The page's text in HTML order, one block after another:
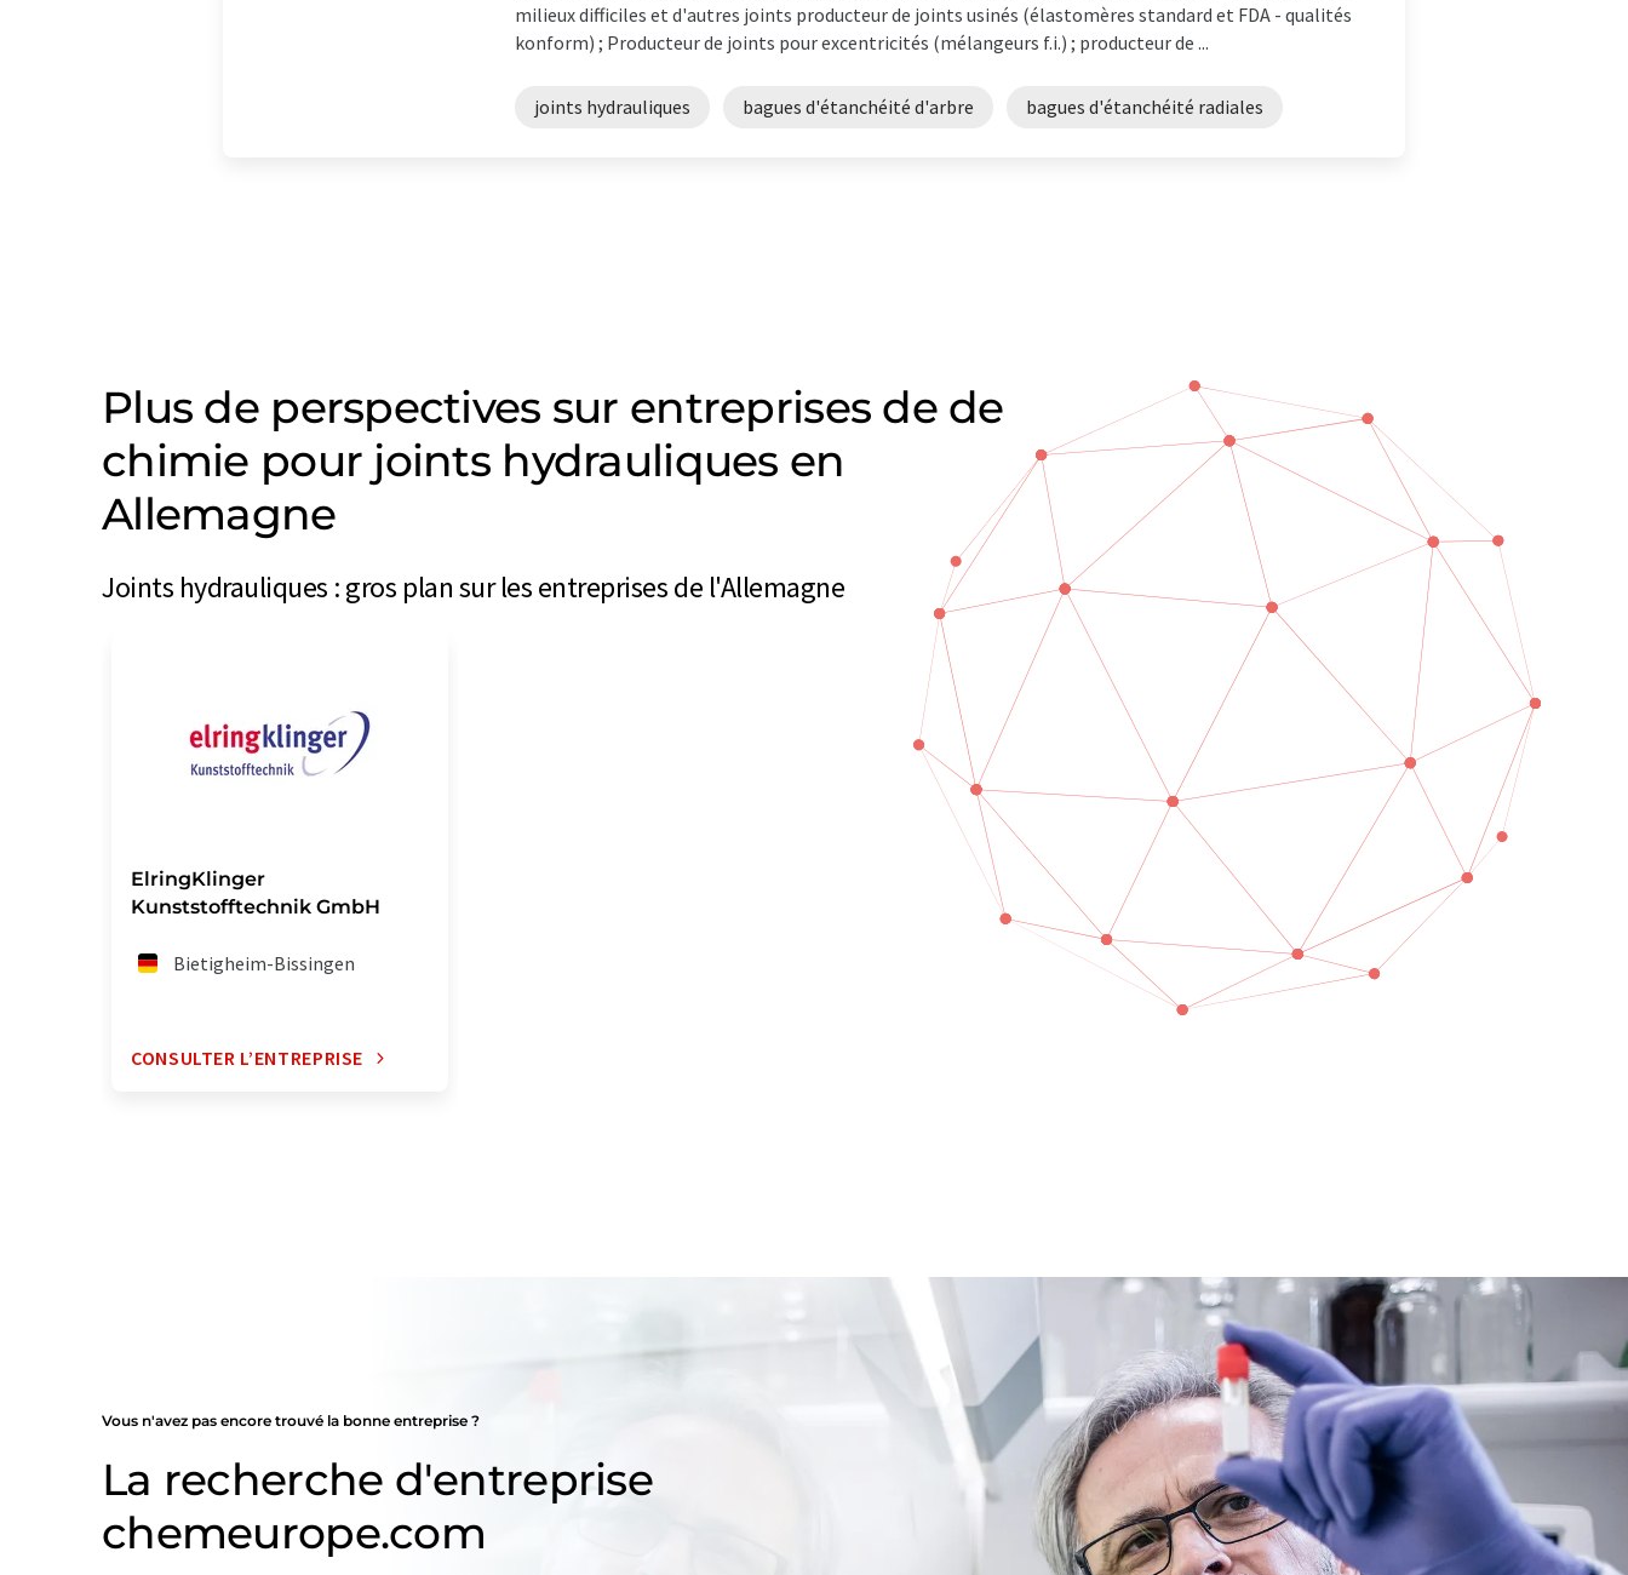
milieux difficiles et d'autres joints producteur de joints usinés (élastomères standard et FDA - qualités
konform) ; Producteur de joints pour excentricités (mélangeurs f.i.) ; producteur de ...
joints hydrauliques bagues d'étanchéité d'arbre bagues d'étanchéité radiales
Plus de perspectives sur entreprises de de
chimie pour joints hydrauliques en
Allemagne
Joints hydrauliques : gros plan sur les entreprises de l'Allemagne
ElringKlinger
Kunststofftechnik GmbH
Bietigheim-Bissingen
CONSULTER L’ENTREPRISE
Vous n'avez pas encore trouvé la bonne entreprise ?
La recherche d'entreprise
chemeurope.com